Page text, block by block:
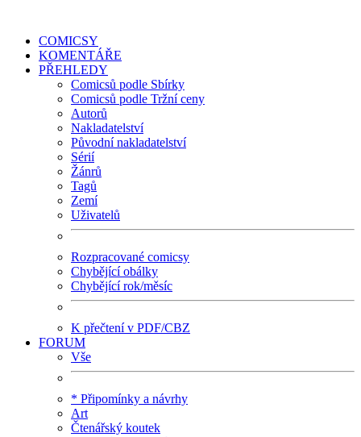
COMICSY
KOMENTÁŘE
PŘEHLEDY
Comicsů podle Sbírky
Comicsů podle Tržní ceny
Autorů
Nakladatelství
Původní nakladatelství
Sérií
Žánrů
Tagů
Zemí
Uživatelů
Rozpracované comicsy
Chybějící obálky
Chybějící rok/měsíc
K přečtení v PDF/CBZ
FORUM
Vše
* Připomínky a návrhy
Art
Čtenářský koutek